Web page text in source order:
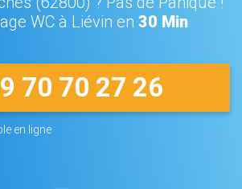
WC à Liévin en 30 Min
70 70 27 26
en ligne